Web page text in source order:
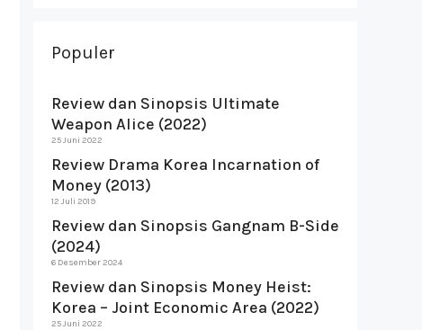
Populer
Review dan Sinopsis Ultimate
Weapon Alice (2022)
25 Juni 2022
Review Drama Korea Incarnation of
Money (2013)
12 Juli 2019
Review dan Sinopsis Gangnam B-Side
(2024)
6 Desember 2024
Review dan Sinopsis Money Heist:
Korea – Joint Economic Area (2022)
25 Juni 2022